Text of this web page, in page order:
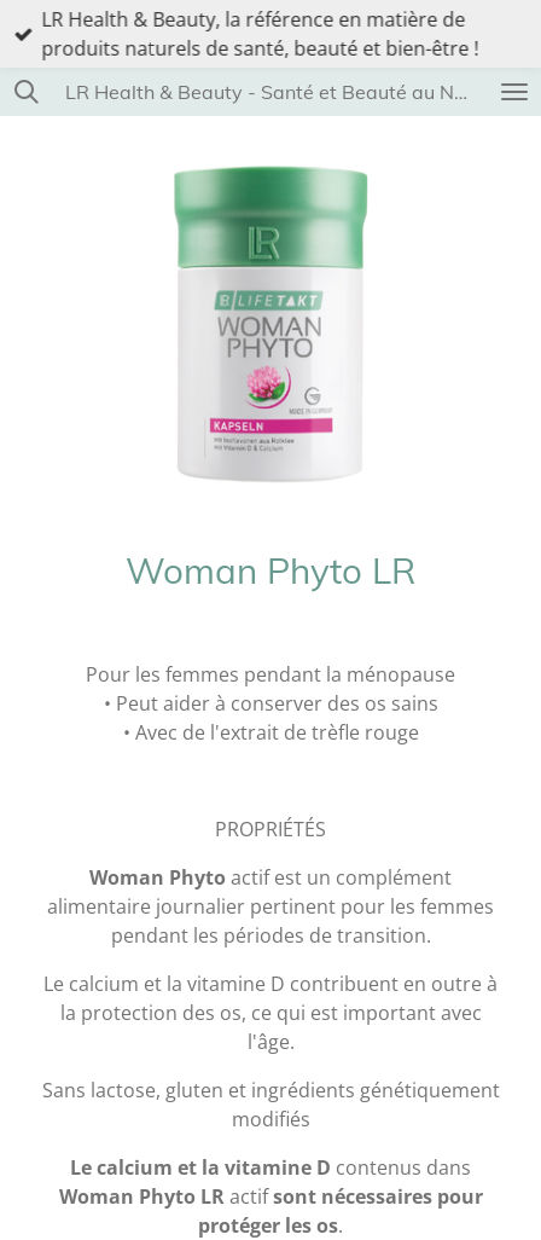
Passer
contenu
principal
LR Health & Beauty - Santé et Beauté au Naturel
LR Health & Beauty, la référence en matière de
produits naturels de santé, beauté et bien-être !
Woman Phyto LR
Pour les femmes pendant la ménopause
• Peut aider à conserver des os sains
• Avec de l'extrait de trèfle rouge
PROPRIÉTÉS
Woman Phyto actif est un complément
alimentaire journalier pertinent pour les femmes
pendant les périodes de transition.
Le calcium et la vitamine D contribuent en outre à
la protection des os, ce qui est important avec
l'âge.
Sans lactose, gluten et ingrédients génétiquement
modifiés
Le calcium et la vitamine D contenus dans
Woman Phyto LRactifsont nécessaires pour
protéger les os.